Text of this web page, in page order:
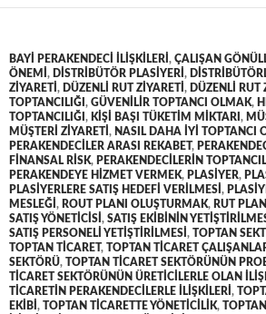
BAYI PERAKENDECI ILIŞKILERI , ÇALIŞAN
ÖNEMI , DISTRIBÜTÖR PLASIYERI ,
ZIYARETI , DÜZENLI RUT ZIYARETI , DÜZENLI RUT
TOPTANCILIĞI , GÜVENILIR TOPTANCI OLMAK,
TOPTANCILIĞI , KIŞI BAŞI TÜKETIM MIKTARI ,
MÜŞTERI ZIYARETI , NASIL DAHA IYI TOPTANCI
PERAKENDECILER ARASI REKABET,
FINANSAL RISK, PERAKENDECILERIN
PERAKENDEYE HIZMET VERMEK, PLASIYER,
PLASIYERLERE SATIŞ HEDEFI VERILMESI ,
MESLEĞI , ROUT PLANI OLUŞTURMAK, RUT
SATIŞ YÖNETICISI , SATIŞ EKIBININ
SATIŞ PERSONELI YETIŞTIRILMESI , TOPTAN
TOPTAN TICARET, TOPTAN TICARET
SEKTÖRÜ, TOPTAN TICARET SEKTÖRÜNÜN
TICARET SEKTÖRÜNÜN ÜRETICILERLE OLAN
TICARETIN PERAKENDECILERLE ILIŞKILERI ,
EKIBI , TOPTAN TICARETTE YÖNETICILIK,